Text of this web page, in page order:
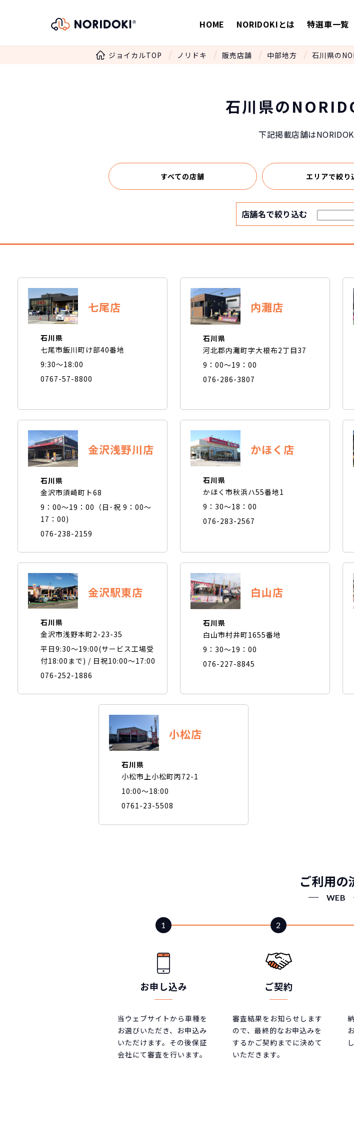
HOME NORIDOKIとは 特選車一覧
ジョイカルTOP ノリドキ 販売店舗 中部地方 石川県の
石川県の
下記掲載店舗は
すべての店舗 エリアで絞り
店舗名で絞り込む
七尾店
石川県
七尾市飯川町け部40番地
9:30〜18:00
0767-57-8800
内灘店
石川県
河北郡内灘町字大根布2丁目37
9：00～19：00
076-286-3807
金沢浅野川店
石川県
金沢市須崎町ト68
9：00～19：00（日･祝 9：00～
17：00)
076-238-2159
かほく店
石川県
かほく市秋浜ハ55番地1
9：30～18：00
076-283-2567
金沢駅東店
石川県
金沢市浅野本町2-23-35
平日9:30〜19:00(サービス工場受
付18:00まで) / 日祝10:00〜17:00
076-252-1886
白山店
石川県
白山市村井町1655番地
9：30～19：00
076-227-8845
小松店
石川県
小松市上小松町丙72-1
10:00～18:00
0761-23-5508
ご利用の
WEB
お申し込み
当ウェブサイトから車種を
お選びいただき、お申込み
いただけます。その後保証
会社にて審査を行います。
ご契約
審査結果をお知らせします
ので、最終的なお申込みを
するかご契約までに決めて
いただきます。